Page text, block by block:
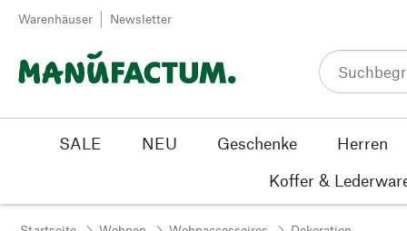
Zum Inhalt springen
Warenhäuser Newsletter
SALE NEU Geschenke Herren
Koffer &